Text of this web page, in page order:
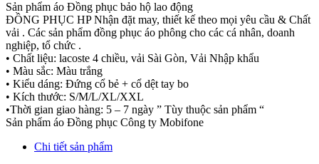
Sản phẩm áo Đồng phục bảo hộ lao động
ĐỒNG PHỤC HP Nhận đặt may, thiết kế theo mọi yêu cầu & Chất
vải . Các sản phẩm đồng phục áo phông cho các cá nhân, doanh
nghiệp, tổ chức .
• Chất liệu: lacoste 4 chiều, vải Sài Gòn, Vải Nhập khẩu
• Màu sắc: Màu trắng
• Kiểu dáng: Đứng cổ bẻ + cổ dệt tay bo
• Kích thước: S/M/L/XL/XXL
•Thời gian giao hàng: 5 – 7 ngày ” Tùy thuộc sản phẩm “
Sản phẩm áo Đồng phục Công ty Mobifone
Chi tiết sản phẩm